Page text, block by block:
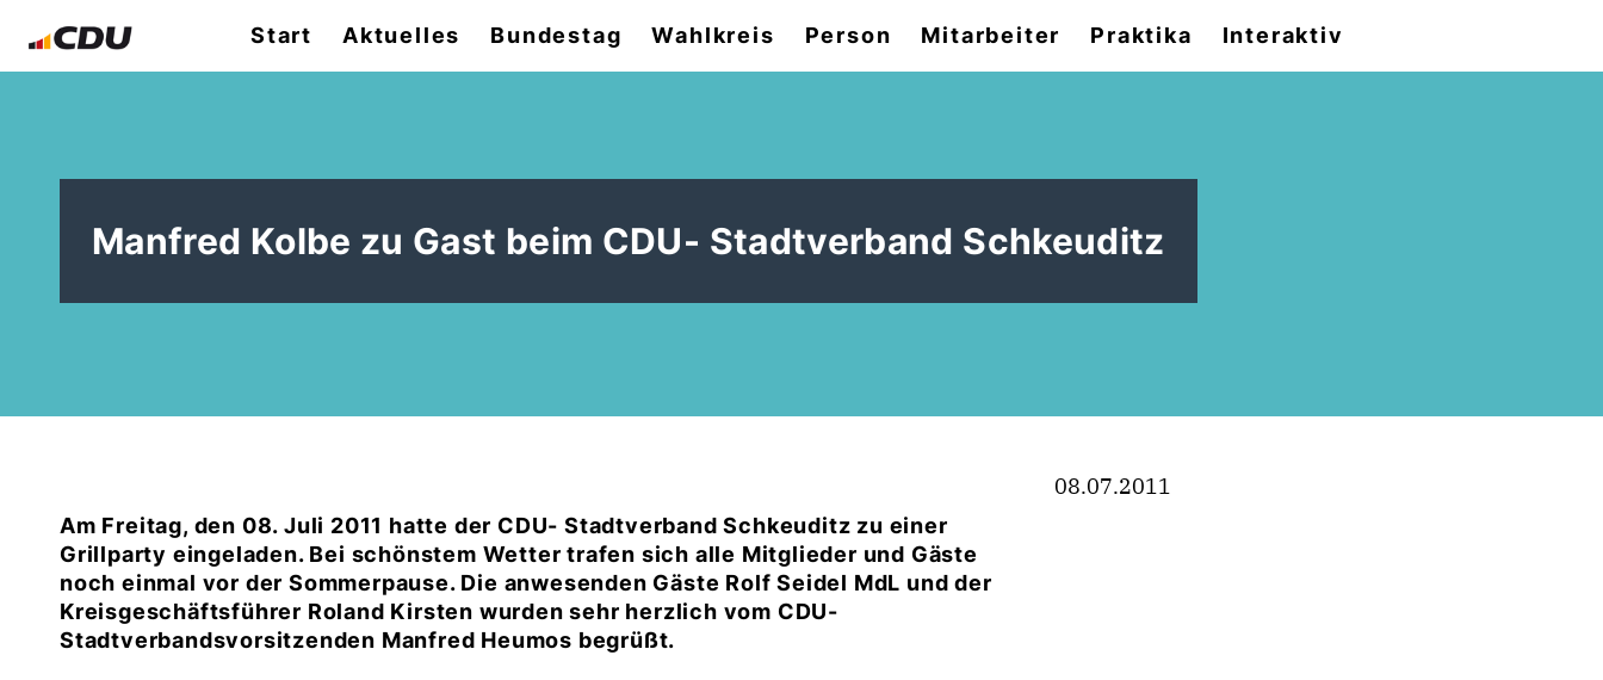
Start Aktuelles Bundestag Wahlkreis Person Mitarbeiter Praktika Interaktiv
Manfred Kolbe zu Gast beim CDU- Stadtverband Schkeuditz
Am Freitag, den 08. Juli 2011 hatte der CDU- Stadtverband Schkeuditz zu einer
Grillparty eingeladen. Bei schönstem Wetter trafen sich alle Mitglieder und Gäste
noch einmal vor der Sommerpause. Die anwesenden Gäste Rolf Seidel MdL und der
Kreisgeschäftsführer Roland Kirsten wurden sehr herzlich vom CDU-
Stadtverbandsvorsitzenden Manfred Heumos begrüßt.
08.07.2011